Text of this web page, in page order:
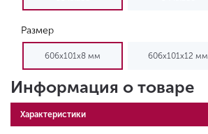
Размер
606х101х8 мм 606х101х12 мм
Информация о товаре
Характеристики